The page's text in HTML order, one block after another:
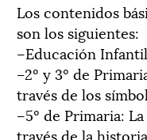
Los contenidos
son los siguientes:
–Educación
–2º y 3º de
través de los
–5º de Primaria:
través de la